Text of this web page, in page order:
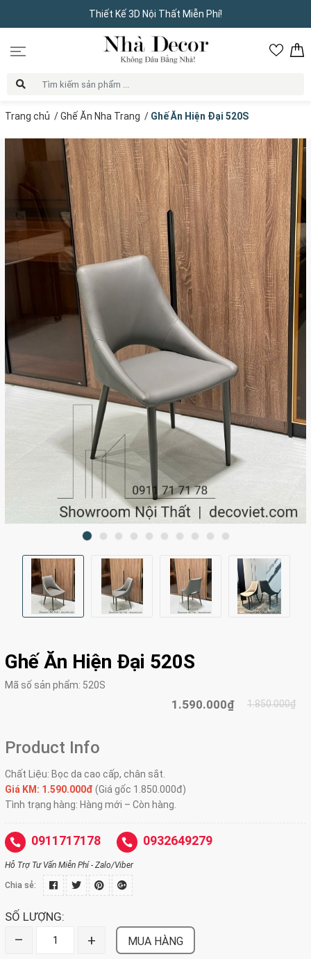
Thiết Kế 3D Nội Thất Miễn Phí!
Trang chủ /Ghế Ăn Nha Trang / Ghế Ăn Hiện Đại 520S
Ghế Ăn Hiện Đại 520S
Mã số sản phẩm: 520S
1.590.000₫ 1.850.000₫
Product Info
Chất Liệu: Bọc da cao cấp, chân sắt.
Giá KM: 1.590.000đ (Giá gốc 1.850.000đ)
Tình trạng hàng: Hàng mới – Còn hàng.
0911717178 0932649279
Hỗ Trợ Tư Vấn Miễn Phí - Zalo/Viber
Chia sẻ:
SỐ LƯỢNG:
– + MUA HÀNG